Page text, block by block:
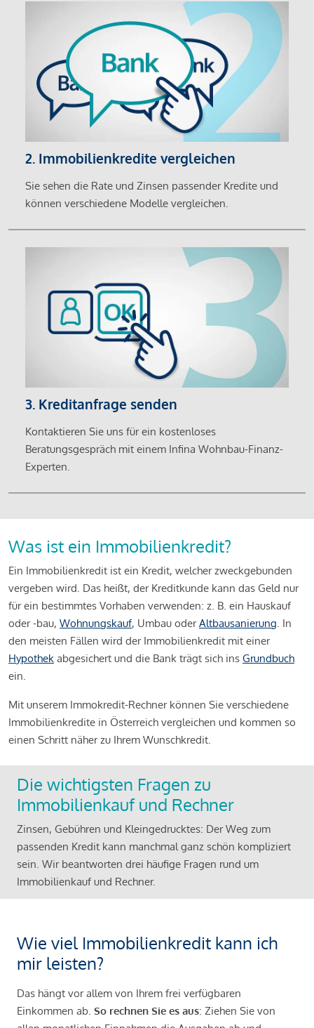
2. Immobilienkredite vergleichen
Sie sehen die Rate und Zinsen passender Kredite und
können verschiedene Modelle vergleichen.
3. Kreditanfrage senden
Kontaktieren Sie uns für ein kostenloses
Beratungsgespräch mit einem Infina Wohnbau-Finanz-
Experten.
Was ist ein Immobilienkredit?
Ein Immobilienkredit ist ein Kredit, welcher zweckgebunden
vergeben wird. Das heißt, der Kreditkunde kann das Geld nur
für ein bestimmtes Vorhaben verwenden: z. B. ein Hauskauf
oder -bau, Wohnungskauf, Umbau oderAltbausanierung. In
den meisten Fällen wird der Immobilienkredit mit einer
Hypothek abgesichert und die Bank trägt sich ins Grundbuch
ein.
Mit unserem Immokredit-Rechner können Sie verschiedene
Immobilienkredite in Österreich vergleichen und kommen so
einen Schritt näher zu Ihrem Wunschkredit.
Die wichtigsten Fragen zu
Immobilienkauf und Rechner
Zinsen, Gebühren und Kleingedrucktes: Der Weg zum
passenden Kredit kann manchmal ganz schön kompliziert
sein. Wir beantworten drei häufige Fragen rund um
Immobilienkauf und Rechner.
Wie viel Immobilienkredit kann ich
mir leisten?
Das hängt vor allem von Ihrem frei verfügbaren
Einkommen ab. So rechnen Sie es aus: Ziehen Sie von